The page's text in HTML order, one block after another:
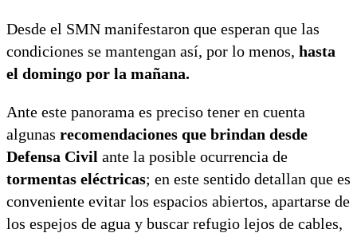
Desde el SMN manifestaron que esperan que las
condiciones se mantengan así, por lo menos, hasta
el domingo por la mañana.
Ante este panorama es preciso tener en cuenta
algunas recomendaciones que brindan desde
Defensa Civil ante la posible ocurrencia de
tormentas eléctricas; en este sentido detallan que es
conveniente evitar los espacios abiertos, apartarse de
los espejos de agua y buscar refugio lejos de cables,